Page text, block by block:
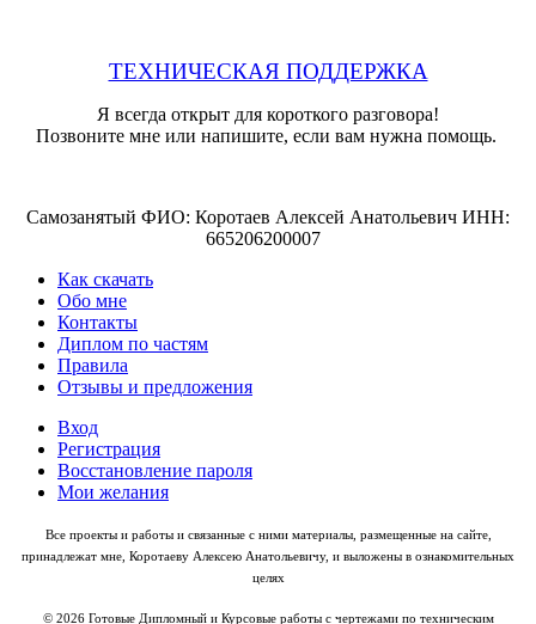
ТЕХНИЧЕСКАЯ ПОДДЕРЖКА
Я всегда открыт для короткого разговора!
Позвоните мне или напишите, если вам нужна помощь.
Самозанятый ФИО: Коротаев Алексей Анатольевич ИНН:
665206200007
Как скачать
Обо мне
Контакты
Диплом по частям
Правила
Отзывы и предложения
Вход
Регистрация
Восстановление пароля
Мои желания
Все проекты и работы и связанные с ними материалы, размещенные на сайте,
принадлежат мне, Коротаеву Алексею Анатольевичу, и выложены в ознакомительных
целях
© 2026 Готовые Дипломный и Курсовые работы с чертежами по техническим